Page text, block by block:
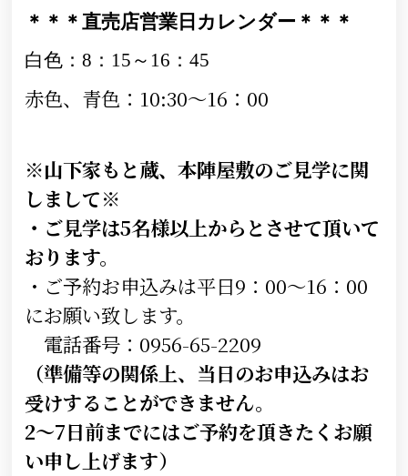
＊＊＊直売店営業日カレンダー＊＊＊
白色：8：15～16 ：45
赤色、青色：10:30～16：00
※山下家もと蔵、本陣屋敷のご見学に関
しまして※
・ご見学は5名様以上からとさせて頂いて
おります。
・ご予約お申込みは平日9：00～16：00
にお願い致します。
電話番号：0956-65-2209
（準備等の関係上、当日のお申込みはお
受けすることができません。
2～7日前までにはご予約を頂きたくお願
い申し上げます）